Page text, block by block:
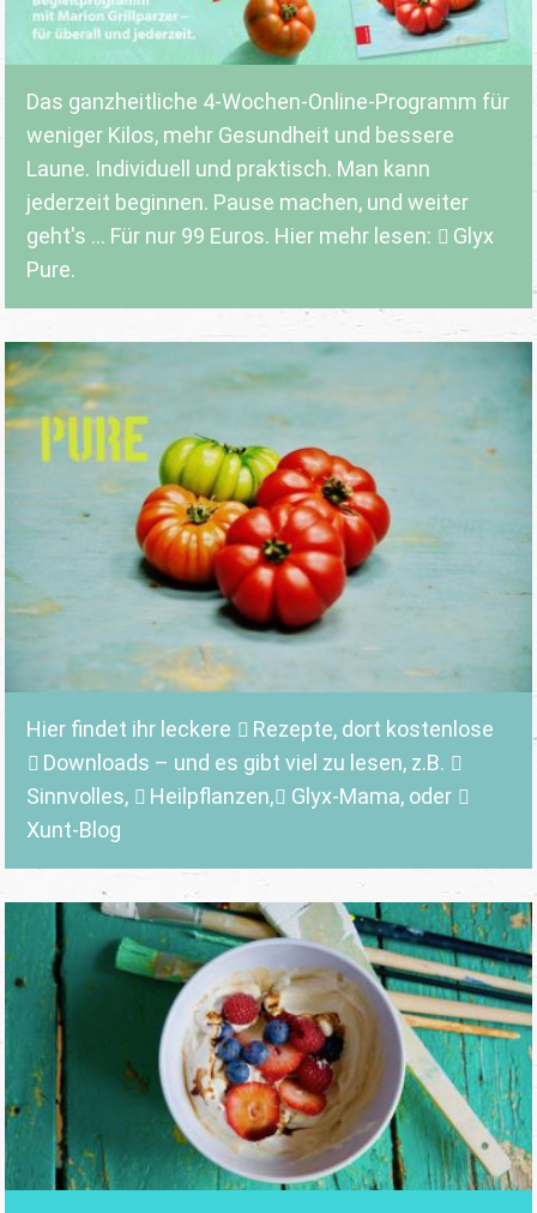
Das ganzheitliche 4-Wochen-Online-Programm für
weniger Kilos, mehr Gesundheit und bessere
Laune. Individuell und praktisch. Man kann
jederzeit beginnen. Pause machen, und weiter
geht's ... Für nur 99 Euros. Hier mehr lesen:
Glyx
Pure.
Hier findet ihr leckere Rezepte, dort kostenlose
Downloads – und es gibt viel zu lesen, z.B.
Sinnvolles, Heilpflanzen, Glyx-Mama,oder
Xunt-Blog